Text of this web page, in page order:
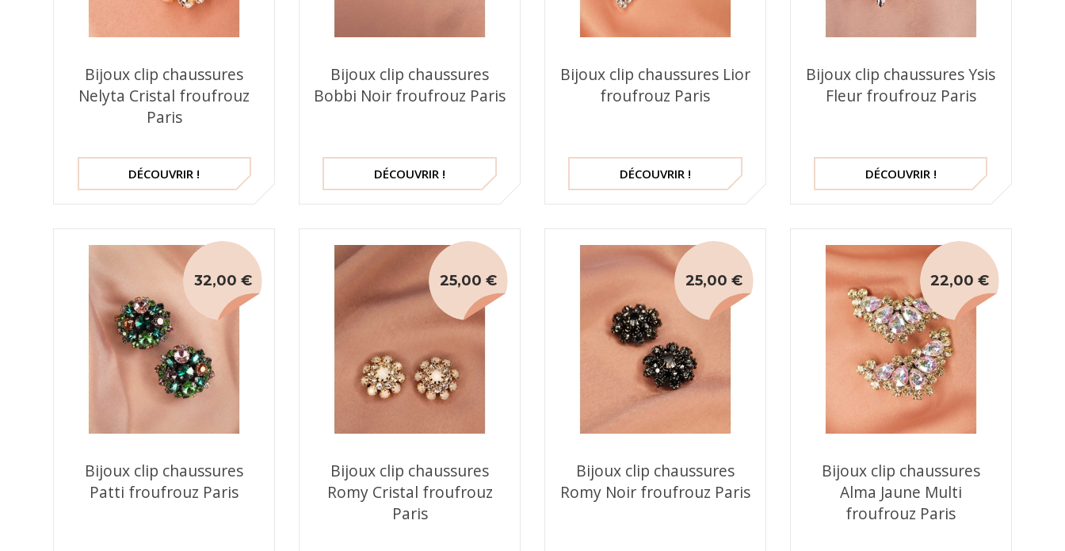
Bijoux clip chaussures
Nelyta Cristal froufrouz
Paris
DÉCOUVRIR !
Bijoux clip chaussures
Bobbi Noir froufrouz Paris
DÉCOUVRIR !
Bijoux clip chaussures Lior
froufrouz Paris
DÉCOUVRIR !
Bijoux clip chaussures Ysis
Fleur froufrouz Paris
DÉCOUVRIR !
Bijoux clip chaussures
Patti froufrouz Paris
32,00 €
Bijoux clip chaussures
Romy Cristal froufrouz
Paris
25,00 €
Bijoux clip chaussures
Romy Noir froufrouz Paris
25,00 €
Bijoux clip chaussures
Alma Jaune Multi
froufrouz Paris
22,00 €